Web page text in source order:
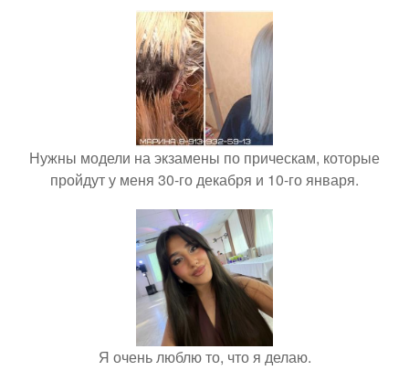
Нужны модели на экзамены по прическам, которые
пройдут у меня 30-го декабря и 10-го января.
Я очень люблю то, что я делаю.